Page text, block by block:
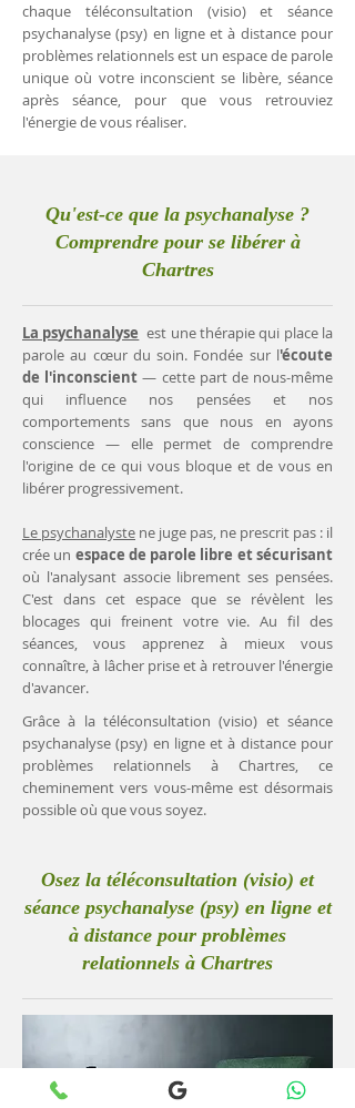
chaque téléconsultation (visio) et séance
psychanalyse (psy) en ligne et à distance pour
problèmes relationnels est un espace de parole
unique où votre inconscient se libère, séance
après séance, pour que vous retrouviez
l'énergie de vous réaliser.
Qu'est-ce que la psychanalyse ?
Comprendre pour se libérer à
Chartres
La psychanalyse est une thérapie qui place la
parole au cœur du soin. Fondée sur l'écoute
de l'inconscient— cette part de nous-même
qui influence nos pensées et nos
comportements sans que nous en ayons
conscience — elle permet de comprendre
l'origine de ce qui vous bloque et de vous en
libérer progressivement.
Le psychanalyste ne juge pas, ne prescrit pas : il
crée un espace de parole libre et sécurisant
où l'analysant associe librement ses pensées.
C'est dans cet espace que se révèlent les
blocages qui freinent votre vie. Au fil des
séances, vous apprenez à mieux vous
connaître, à lâcher prise et à retrouver l'énergie
d'avancer.
Grâce à la téléconsultation (visio) et séance
psychanalyse (psy) en ligne et à distance pour
problèmes relationnels à Chartres, ce
cheminement vers vous-même est désormais
possible où que vous soyez.
Osez la téléconsultation (visio) et
séance psychanalyse (psy) en ligne et
à distance pour problèmes
relationnels à Chartres